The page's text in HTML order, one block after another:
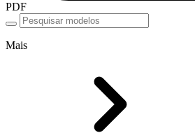
PDF
Mais